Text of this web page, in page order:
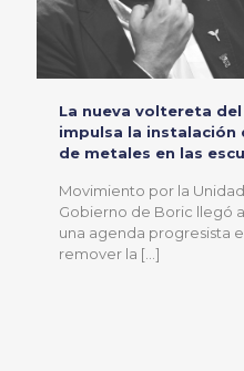
La nueva voltereta del
impulsa la
de metales en las
Movimiento por la
Gobierno de Boric llegó
una agenda progresista
remover la […]